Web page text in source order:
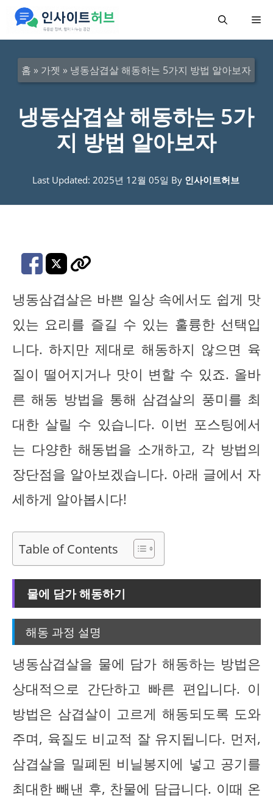
메
홈 » 가젯 » 냉동삼겹살 해동하는 5가지 방법 알아보자
냉동삼겹살 해동하는 5가
지 방법 알아보자
Last Updated: 2025년 12월 05일 By 인사이트허브
냉동삼겹살은 바쁜 일상 속에서도 쉽게 맛
있는 요리를 즐길 수 있는 훌륭한 선택입
니다. 하지만 제대로 해동하지 않으면 육
질이 떨어지거나 맛이 변할 수 있죠. 올바
른 해동 방법을 통해 삼겹살의 풍미를 최
대한 살릴 수 있습니다. 이번 포스팅에서
는 다양한 해동법을 소개하고, 각 방법의
장단점을 알아보겠습니다. 아래 글에서 자
세하게 알아봅시다!
Table of Contents
물에 담가 해동하기
해동 과정 설명
냉동삼겹살을 물에 담가 해동하는 방법은
상대적으로 간단하고 빠른 편입니다. 이
방법은 삼겹살이 고르게 해동되도록 도와
주며, 육질도 비교적 잘 유지됩니다. 먼저,
삼겹살을 밀폐된 비닐봉지에 넣고 공기를
최대한 빼낸 후, 찬물에 담급니다. 이때 온